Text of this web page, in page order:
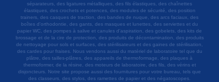
séparateurs, des ligatures métalliques, des fils élastiques, des chaînettes
élastiques, des crochets et potences, des modules de sécurité, des position
trainers, des casques de traction, des bandes de nuque, des arcs faciaux, des
boîtes d'orthodontie, des gants, des masques et lunettes, des serviettes et du
papier WC, des pompes à salive et canules d'aspiration, des gobelets, des kits de
brossage et de la cire de protection, des produits de décontamination, des produits
de nettoyage pour sols et surfaces, des stérilisateurs et des gaines de stérilisation,
des cardes pour fraises. Nous vendons aussi du matériel de laboratoire tel que du
plâtre, des tailles-plâtres, des appareils de thermoformage, des plaques à
thermoformer, de la résine, des moteurs de laboratoire, des fils, des vérins et
disjoncteurs. Notre site propose aussi des fournitures pour votre bureau, tels que
des classeurs, des stylos, des ramettes de papier et des négatoscopes.